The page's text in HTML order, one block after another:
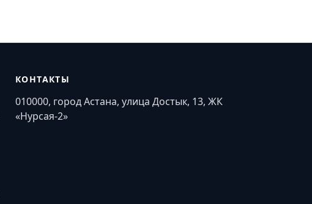
КОНТАКТЫ
010000, город Астана, улица Достык, 13, ЖК
«Нурсая-2»